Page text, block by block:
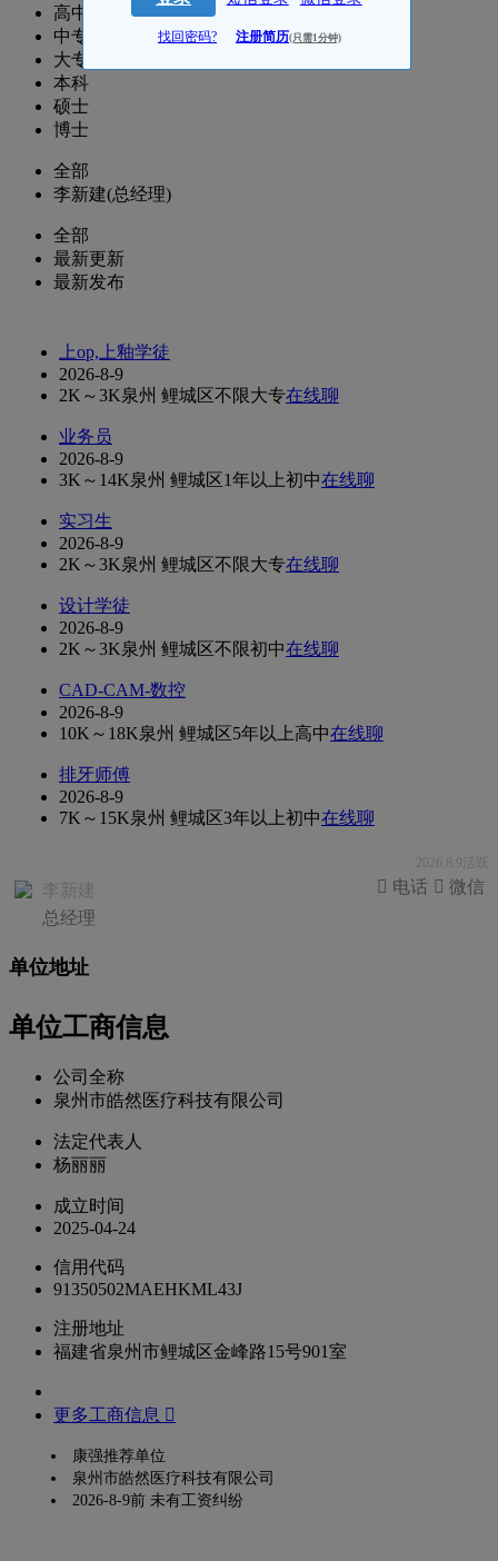
高中
中专
大专
本科
硕士
博士
全部
李新建(总经理)
全部
最新更新
最新发布
上op,上釉学徒
2026-8-9
2K～3K泉州 鲤城区不限大专在线聊
业务员
2026-8-9
3K～14K泉州 鲤城区1年以上初中在线聊
实习生
2026-8-9
2K～3K泉州 鲤城区不限大专在线聊
设计学徒
2026-8-9
2K～3K泉州 鲤城区不限初中在线聊
CAD-CAM-数控
2026-8-9
10K～18K泉州 鲤城区5年以上高中在线聊
排牙师傅
2026-8-9
7K～15K泉州 鲤城区3年以上初中在线聊
2026.8.9活跃
李新建
总经理
 微信
 电话
单位地址
单位工商信息
公司全称
泉州市皓然医疗科技有限公司
法定代表人
杨丽丽
成立时间
2025-04-24
信用代码
91350502MAEHKML43J
注册地址
福建省泉州市鲤城区金峰路15号901室
更多工商信息 
康强推荐单位
泉州市皓然医疗科技有限公司
2026-8-9前 未有工资纠纷
找回密码? 注册简历(只需1分钟)